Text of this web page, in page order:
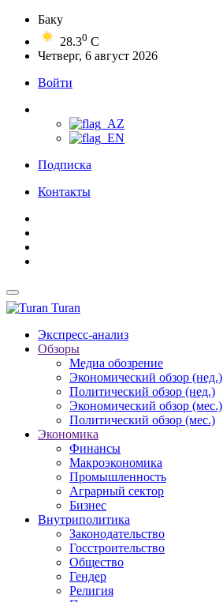
Баку
28.30 C
Четверг, 6 август 2026
Войти
Подписка
Контакты
Turan
Экспресс-анализ
Обзоры
Медиа обозрение
Экономический обзор (нед.)
Политический обзор (нед.)
Экономический обзор (мес.)
Политический обзор (мес.)
Экономика
Финансы
Макроэкономика
Промышленность
Аграрный сектор
Бизнес
Внутриполитика
Законодательство
Госстроительство
Общество
Гендер
Религия